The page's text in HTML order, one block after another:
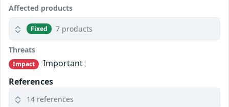
Affected products
Fixed 7 products
Threats
Impact
Important
References
14 references